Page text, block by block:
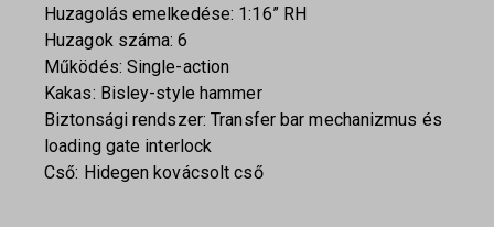
Huzagolás emelkedése: 1:16” RH
Huzagok száma: 6
Működés: Single-action
Kakas: Bisley-style hammer
Biztonsági rendszer: Transfer bar mechanizmus és
loading gate interlock
Cső: Hidegen kovácsolt cső